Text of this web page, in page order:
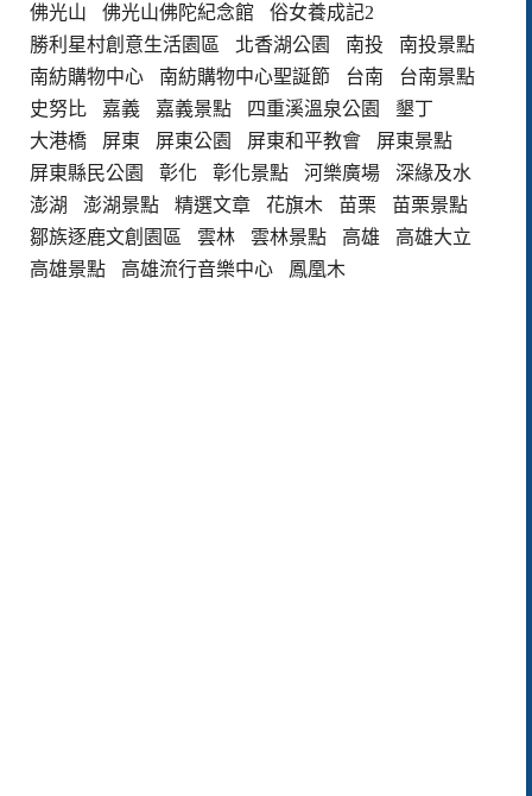
佛光山
佛光山佛陀紀念館
俗女養成記2
勝利星村創意生活園區
北香湖公園 南投
南投景點
南紡購物中心
南紡購物中心聖誕節 台南
台南景點
史努比
嘉義 嘉義景點 四重溪溫泉公園
墾丁
大港橋
屏東 屏東公園 屏東和平教會
屏東景點
屏東縣民公園
彰化 彰化景點 河樂廣場
深緣及水
澎湖
澎湖景點 精選文章 花旗木 苗栗
苗栗景點
鄒族逐鹿文創園區
雲林 雲林景點 高雄
高雄大立
高雄景點
高雄流行音樂中心 鳳凰木